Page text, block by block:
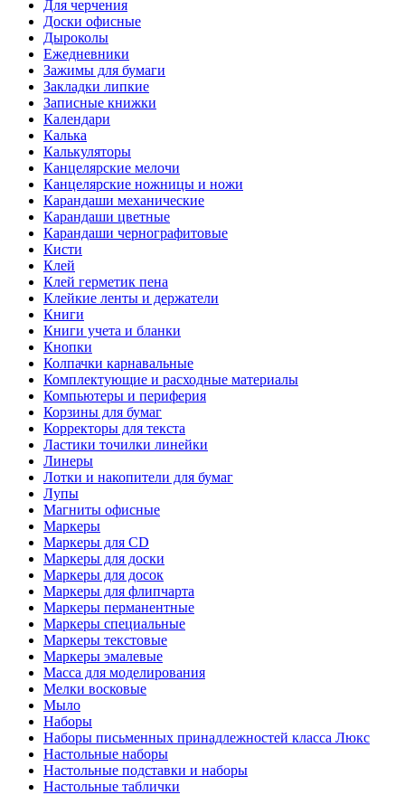
Для черчения
Доски офисные
Дыроколы
Ежедневники
Зажимы для бумаги
Закладки липкие
Записные книжки
Календари
Калька
Калькуляторы
Канцелярские мелочи
Канцелярские ножницы и ножи
Карандаши механические
Карандаши цветные
Карандаши чернографитовые
Кисти
Клей
Клей герметик пена
Клейкие ленты и держатели
Книги
Книги учета и бланки
Кнопки
Колпачки карнавальные
Комплектующие и расходные материалы
Компьютеры и периферия
Корзины для бумаг
Корректоры для текста
Ластики точилки линейки
Линеры
Лотки и накопители для бумаг
Лупы
Магниты офисные
Маркеры
Маркеры для CD
Маркеры для доски
Маркеры для досок
Маркеры для флипчарта
Маркеры перманентные
Маркеры специальные
Маркеры текстовые
Маркеры эмалевые
Масса для моделирования
Мелки восковые
Мыло
Наборы
Наборы письменных принадлежностей класса Люкс
Настольные наборы
Настольные подставки и наборы
Настольные таблички